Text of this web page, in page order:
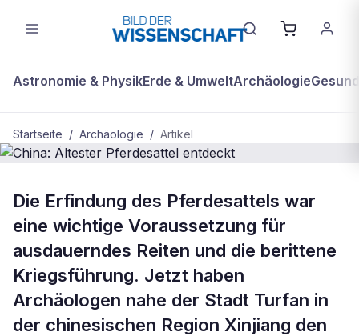
Astronomie & PhysikErde & UmweltArchäologie
Startseite / Archäologie / Artikel
China: Ältester Pferdesattel entdeckt
Die Erfindung des Pferdesattels war
eine wichtige Voraussetzung für
ausdauerndes Reiten und die berittene
Kriegsführung. Jetzt haben
Archäologen nahe der Stadt Turfan in
der chinesischen Region Xinjiang den